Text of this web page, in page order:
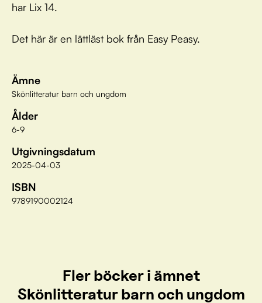
har Lix 14.
Det här är en lättläst bok från Easy Peasy.
Ämne
Skönlitteratur barn och ungdom
Ålder
6-9
Utgivningsdatum
2025-04-03
ISBN
9789190002124
Fler böcker i ämnet
Skönlitteratur barn och ungdom